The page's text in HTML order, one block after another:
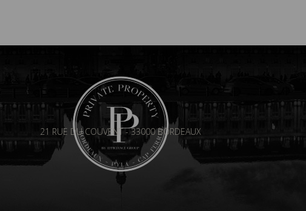
21 RUE DU COUVENT - 33000 BORDEAUX